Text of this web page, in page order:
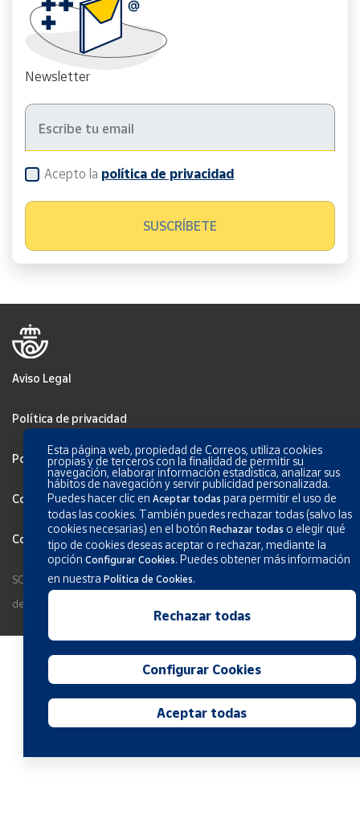
Newsletter
Acepto la política de privacidad
Aviso Legal
Política de privacidad
Política de Cookies
Configurar Cookies
Condiciones generales de los servicios
SOCIEDAD ESTATAL CORREOS Y TELÉGRAFOS, S.A., S.M.E. Todos los
derechos reservados.
Esta página web, propiedad de Correos, utiliza cookies
propias y de terceros con la finalidad de permitir su
navegación, elaborar información estadística, analizar sus
hábitos de navegación y servir publicidad personalizada.
Puedes hacer clic enAceptar todas para permitir el uso de
todas las cookies. También puedes rechazar todas (salvo las
cookies necesarias) en el botónRechazar todas o elegir qué
tipo de cookies deseas aceptar o rechazar, mediante la
opciónConfigurar Cookies. Puedes obtener más información
en nuestraPolítica de Cookies.
Rechazar todas
Configurar Cookies
Aceptar todas